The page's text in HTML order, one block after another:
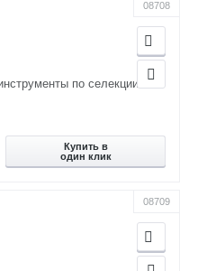
08708
по селекции
Купить в
один клик
08709